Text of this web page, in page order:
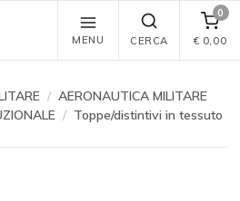
MENU CERCA
0
€ 0,00
AERONAUTICA MILITARE
Toppe/distintivi in tessuto